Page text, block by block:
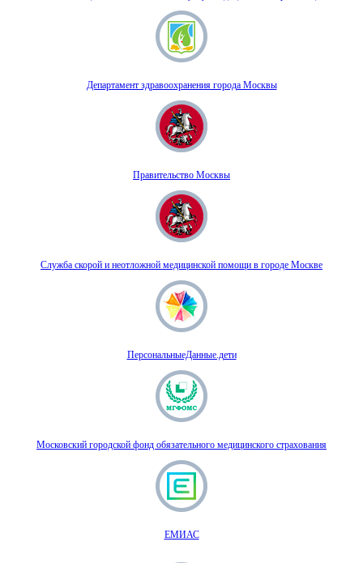
Департамент здравоохранения города Москвы
Правительство Москвы
Служба скорой и неотложной медицинской помощи в городе Москве
ПерсональныеДанные.дети
Московский городской фонд обязательного медицинского страхования
ЕМИАС